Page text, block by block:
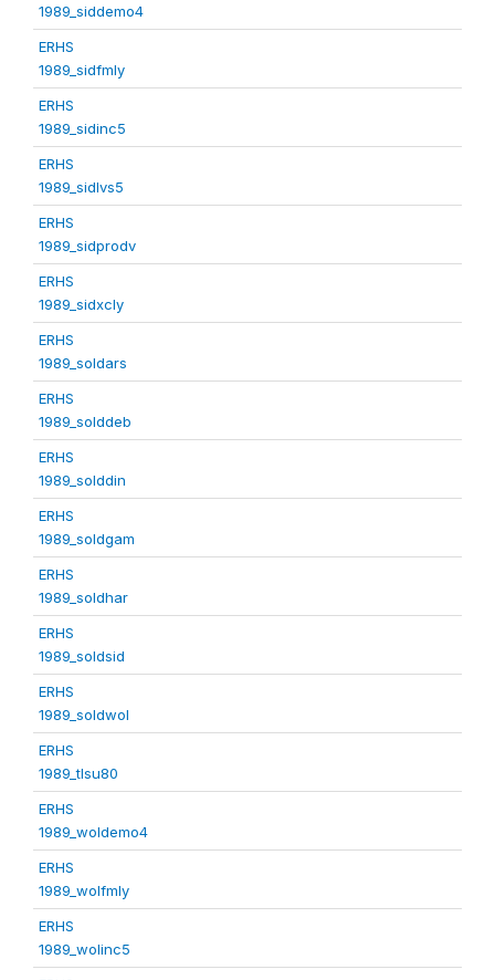
1989_siddemo4
ERHS
1989_sidfmly
ERHS
1989_sidinc5
ERHS
1989_sidlvs5
ERHS
1989_sidprodv
ERHS
1989_sidxcly
ERHS
1989_soldars
ERHS
1989_solddeb
ERHS
1989_solddin
ERHS
1989_soldgam
ERHS
1989_soldhar
ERHS
1989_soldsid
ERHS
1989_soldwol
ERHS
1989_tlsu80
ERHS
1989_woldemo4
ERHS
1989_wolfmly
ERHS
1989_wolinc5